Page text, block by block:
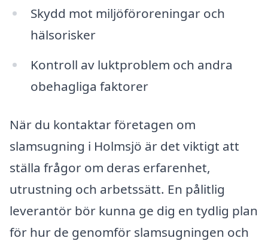
Skydd mot miljöföroreningar och
hälsorisker
Kontroll av luktproblem och andra
obehagliga faktorer
När du kontaktar företagen om
slamsugning i Holmsjö är det viktigt att
ställa frågor om deras erfarenhet,
utrustning och arbetssätt. En pålitlig
leverantör bör kunna ge dig en tydlig plan
för hur de genomför slamsugningen och